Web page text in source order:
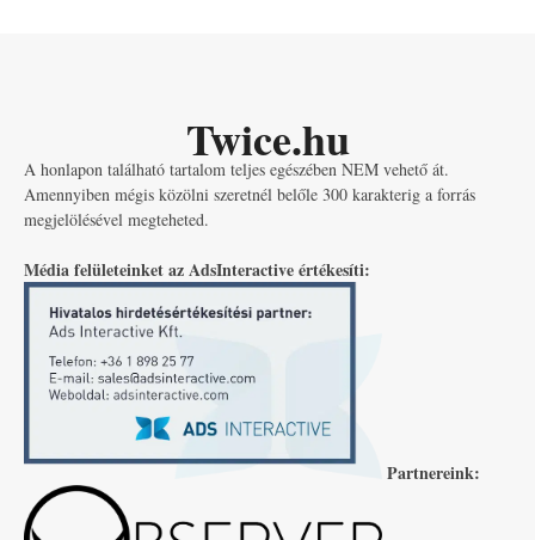
Twice.hu
A honlapon található tartalom teljes egészében NEM vehető át.
Amennyiben mégis közölni szeretnél belőle 300 karakterig a forrás
megjelölésével megteheted.
Média felületeinket az AdsInteractive értékesíti:
Partnereink: